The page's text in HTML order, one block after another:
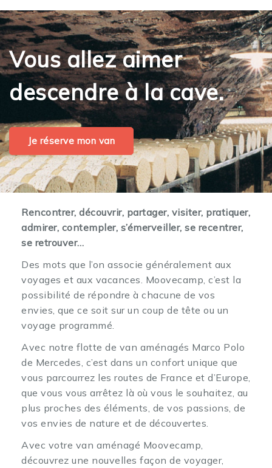
Vous allez aimer
descendre à la cave.
Je réserve mon van
Rencontrer, découvrir, partager, visiter, pratiquer,
admirer, contempler, s’émerveiller, se recentrer,
se retrouver…
Des mots que l’on associe généralement aux
voyages et aux vacances. Moovecamp, c’est la
possibilité de répondre à chacune de vos
envies, que ce soit sur un coup de tête ou un
voyage programmé.
Avec notre flotte de van aménagés Marco Polo
de Mercedes, c’est dans un confort unique que
vous parcourrez les routes de France et d’Europe,
que vous vous arrêtez là où vous le souhaitez, au
plus proches des éléments, de vos passions, de
vos envies de nature et de découvertes.
Avec votre van aménagé Moovecamp,
découvrez une nouvelles façon de voyager,